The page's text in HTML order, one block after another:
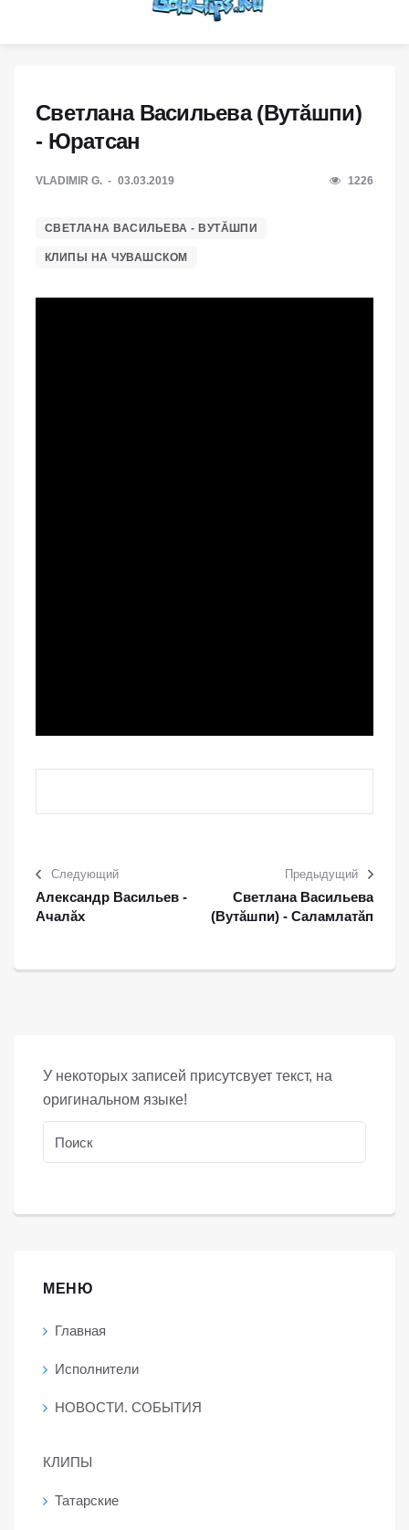
Светлана Васильева (Вутăшпи)
- Юратсан
VLADIMIR G. 03.03.2019 1226
СВЕТЛАНА ВАСИЛЬЕВА - ВУТĂШПИ
КЛИПЫ НА ЧУВАШСКОМ
Следующий
Александр Васильев -
Ачалăх
Предыдущий
Светлана Васильева
(Вутăшпи) - Саламлатăп
У некоторых записей присутсвует текст, на
оригинальном языке!
МЕНЮ
Главная
Исполнители
НОВОСТИ. СОБЫТИЯ
КЛИПЫ
Татарские